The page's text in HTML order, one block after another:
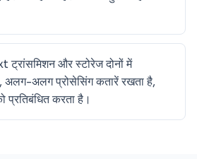
और स्टोरेज दोनों में
अलग-अलग प्रोसेसिंग कतारें रखता है,
करता है।